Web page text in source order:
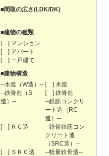
■間取の広さ(LDK/DK)
■建物の種類
[ ] マンション
[ ] アパート
[ ] 一戸建て
■建物構造
--木造（W造）-- [ ] 木造
--鉄骨造（S
造）--
[ ] 鉄骨造
--鉄筋コンクリ
ート造（RC
造）--
[ ] ＲＣ造
--鉄骨鉄筋コン
クリート造
（SRC造）--
[ ] ＳＲＣ造
--軽量鉄骨造--